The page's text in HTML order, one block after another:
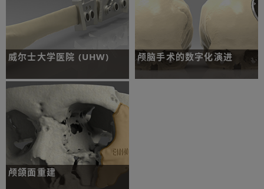
威尔士大学医院 (UHW)
挑战：一位下颔骨癌患者需要切除病变区
了解更多
颅脑手术的数字化演进
颅颌面重建